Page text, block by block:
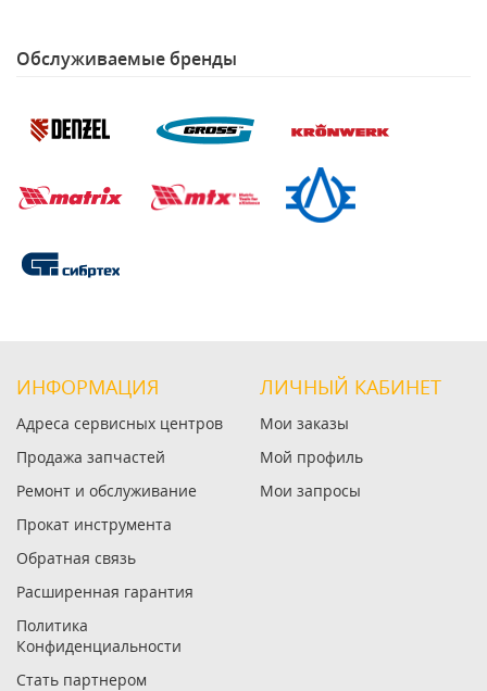
Обслуживаемые бренды
ИНФОРМАЦИЯ
Адреса сервисных центров
Продажа запчастей
Ремонт и обслуживание
Прокат инструмента
Обратная связь
Расширенная гарантия
Политика
Конфиденциальности
Стать партнером
ЛИЧНЫЙ КАБИНЕТ
Мои заказы
Мой профиль
Мои запросы